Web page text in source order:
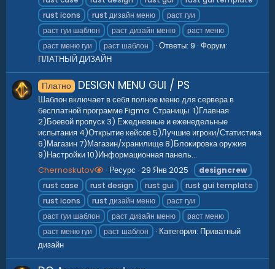
rust icons
rust дизайн меню
раст гуи
раст гуи шаблон
раст дизайн меню
раст меню
раст меню гуи
раст шаблон Ответы: 9 Форум:
ПЛАТНЫЙ ДИЗАЙН
Платно DESIGN MENU GUI / PS
Шаблон включает в себя полное меню для сервера в
бесплатной программе Figma. Страницы: 1)Главная
2)Боевой пропуск 3) Ежедневные и еженедельные
испытания 4)Открытие кейсов 5)Лучшие игроки/Статистика
6)Магазин 7)Магазин/хранилище 8)Блокировка оружия
9)Настройки 10)Информационная панель...
Chernoskutov
Ресурс 29 Янв 2025
designcrew
rust case
rust design rust gui
rust gui template
rust icons
rust дизайн меню
раст гуи
раст гуи шаблон
раст дизайн меню
раст меню
раст меню гуи
раст шаблон Категория: Приватный
дизайн